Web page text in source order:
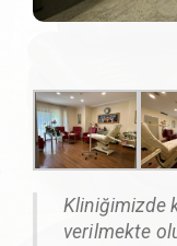
Kliniğimizde
verilmekte